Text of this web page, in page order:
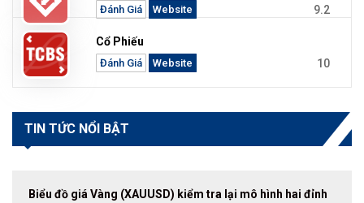
Đánh Giá Website 9.2
Cổ Phiếu
Đánh Giá Website 10
TIN TỨC NỔI BẬT
Biểu đồ giá Vàng (XAUUSD) kiểm tra lại mô hình hai đỉnh